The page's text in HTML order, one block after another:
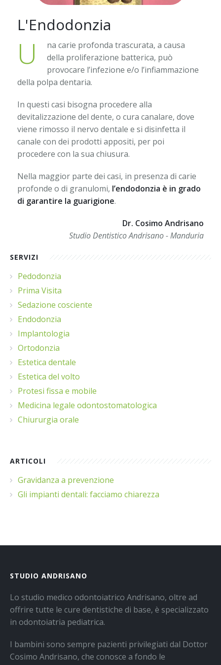
Estetica dentale
Estetica del volto
Implantologia
Ortodonzia
Protesi fissa e mobile
Medicina legale odontostomatologica
L'Endodonzia
U
na carie profonda trascurata, a causa
della proliferazione batterica, può
provocare l’infezione e/o l’infiammazione
della polpa dentaria.
In questi casi bisogna procedere alla
devitalizzazione del dente, o cura canalare, dove
viene rimosso il nervo dentale e si disinfetta il
canale con dei prodotti appositi, per poi
procedere con la sua chiusura.
Nella maggior parte dei casi, in presenza di carie
profonde o di granulomi, l’endodonzia è in grado
di garantire la guarigione.
Dr. Cosimo Andrisano
Studio Dentistico Andrisano - Manduria
SERVIZI
Pedodonzia
Prima Visita
Sedazione cosciente
Endodonzia
Implantologia
Ortodonzia
Estetica dentale
Estetica del volto
Protesi fissa e mobile
Medicina legale odontostomatologica
Chiururgia orale
ARTICOLI
Gravidanza a prevenzione
Gli impianti dentali: facciamo chiarezza
STUDIO ANDRISANO
Lo studio medico odontoiatrico Andrisano, oltre ad
offrire tutte le cure dentistiche di base, è specializzato
in odontoiatria pediatrica.
I bambini sono sempre pazienti privilegiati dal Dottor
Cosimo Andrisano, che conosce a fondo le